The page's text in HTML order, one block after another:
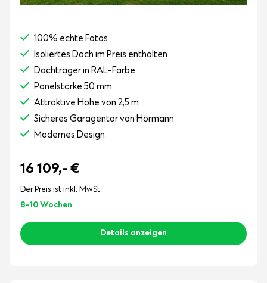
100% echte Fotos
Isoliertes Dach im Preis enthalten
Dachträger in RAL-Farbe
Panelstärke 50 mm
Attraktive Höhe von 2,5 m
Sicheres Garagentor von Hörmann
Modernes Design
16 109,- €
Der Preis ist inkl. MwSt.
8-10 Wochen
Details anzeigen